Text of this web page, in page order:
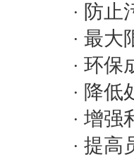
· 防止
· 最大
· 环保
· 降低
· 增强
· 提高